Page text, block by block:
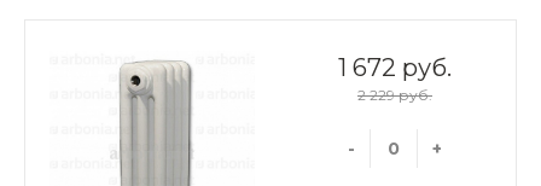
1 672 руб.
2 229 руб.
- +